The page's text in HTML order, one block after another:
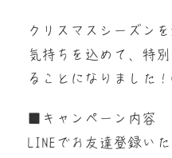
クリスマスシーズン
気持ちを込めて、特
ることになりました
■キャンペーン内容
LINEでお友達登録い